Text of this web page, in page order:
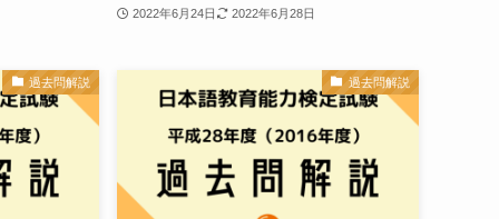
2022年6月24日 2022年6月28日
過去問解説 過去問解説